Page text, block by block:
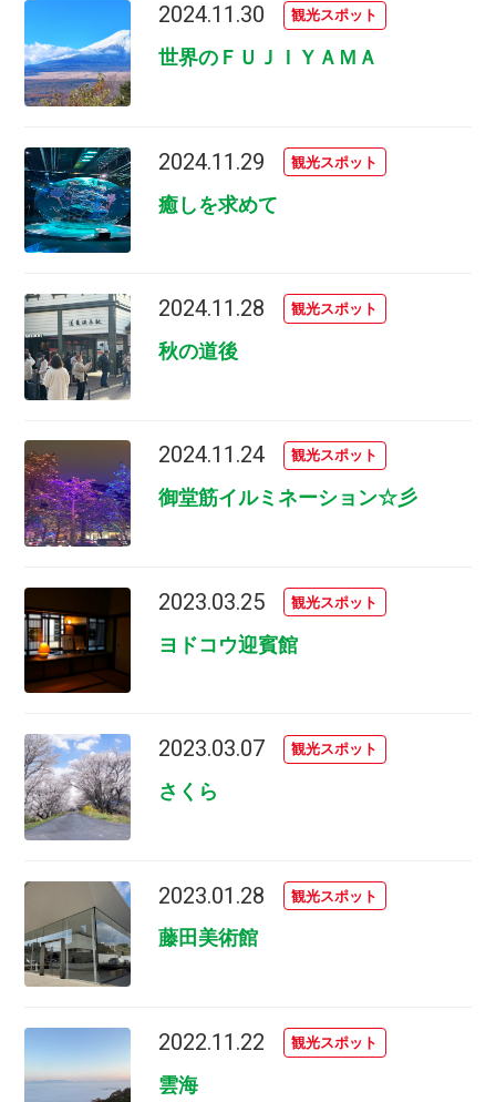
2024.11.30 観光スポット
世界のＦＵＪＩＹＡＭＡ
2024.11.29 観光スポット
癒しを求めて
2024.11.28 観光スポット
秋の道後
2024.11.24 観光スポット
御堂筋イルミネーション☆彡
2023.03.25 観光スポット
ヨドコウ迎賓館
2023.03.07 観光スポット
さくら
2023.01.28 観光スポット
藤田美術館
2022.11.22 観光スポット
雲海